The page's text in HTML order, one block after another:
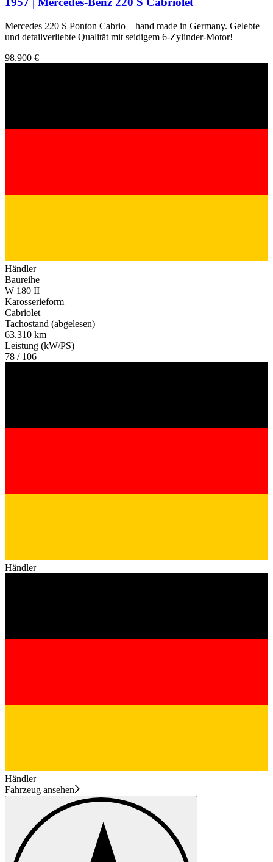
Mercedes 220 S Ponton Cabrio – hand made in Germany. Gelebte
und detailverliebte Qualität mit seidigem 6-Zylinder-Motor!
98.900 €
Händler
Baureihe
W 180 II
Karosserieform
Cabriolet
Tachostand (abgelesen)
63.310 km
Leistung (kW/PS)
78 / 106
Händler
Händler
Fahrzeug ansehen